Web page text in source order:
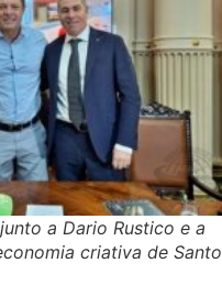
a Dario Rustico e a
criativa de